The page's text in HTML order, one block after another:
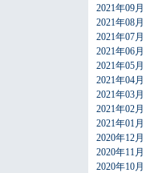
2021年09月
2021年08月
2021年07月
2021年06月
2021年05月
2021年04月
2021年03月
2021年02月
2021年01月
2020年12月
2020年11月
2020年10月